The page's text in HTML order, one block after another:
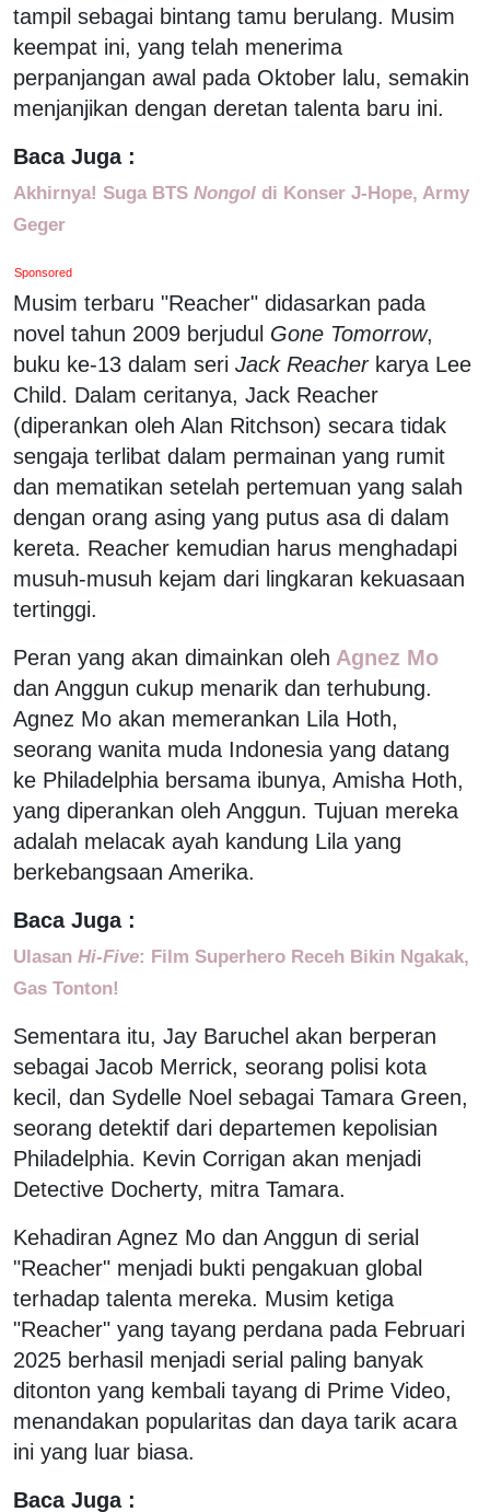
tampil sebagai bintang tamu berulang. Musim
keempat ini, yang telah menerima
perpanjangan awal pada Oktober lalu, semakin
menjanjikan dengan deretan talenta baru ini.
Baca Juga :
Akhirnya! Suga BTS Nongol di Konser J-Hope, Army
Geger
Sponsored
Musim terbaru "Reacher" didasarkan pada
novel tahun 2009 berjudul Gone Tomorrow,
buku ke-13 dalam seri Jack Reacherkarya Lee
Child. Dalam ceritanya, Jack Reacher
(diperankan oleh Alan Ritchson) secara tidak
sengaja terlibat dalam permainan yang rumit
dan mematikan setelah pertemuan yang salah
dengan orang asing yang putus asa di dalam
kereta. Reacher kemudian harus menghadapi
musuh-musuh kejam dari lingkaran kekuasaan
tertinggi.
Peran yang akan dimainkan oleh Agnez Mo
dan Anggun cukup menarik dan terhubung.
Agnez Mo akan memerankan Lila Hoth,
seorang wanita muda Indonesia yang datang
ke Philadelphia bersama ibunya, Amisha Hoth,
yang diperankan oleh Anggun. Tujuan mereka
adalah melacak ayah kandung Lila yang
berkebangsaan Amerika.
Baca Juga :
Ulasan Hi-Five: Film Superhero Receh Bikin Ngakak,
Gas Tonton!
Sementara itu, Jay Baruchel akan berperan
sebagai Jacob Merrick, seorang polisi kota
kecil, dan Sydelle Noel sebagai Tamara Green,
seorang detektif dari departemen kepolisian
Philadelphia. Kevin Corrigan akan menjadi
Detective Docherty, mitra Tamara.
Kehadiran Agnez Mo dan Anggun di serial
"Reacher" menjadi bukti pengakuan global
terhadap talenta mereka. Musim ketiga
"Reacher" yang tayang perdana pada Februari
2025 berhasil menjadi serial paling banyak
ditonton yang kembali tayang di Prime Video,
menandakan popularitas dan daya tarik acara
ini yang luar biasa.
Baca Juga :